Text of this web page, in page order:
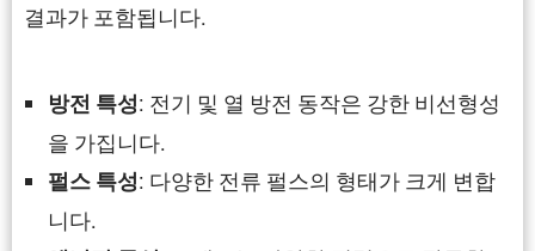
결과가 포함됩니다.
방전 특성: 전기 및 열 방전 동작은 강한 비선형성
을 가집니다.
펄스 특성: 다양한 전류 펄스의 형태가 크게 변합
니다.